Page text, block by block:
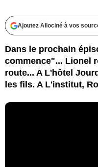
Ajoutez Allociné à vos
Dans le prochain
commence"... Lionel
route... A L'hôtel
les fils. A L'institut,